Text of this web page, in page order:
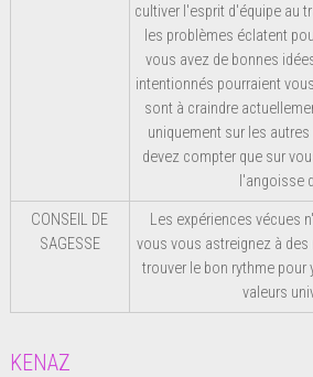
cultiver l'esprit d'équipe au
les problèmes éclatent
vous avez de bonnes
intentionnés pourraient
sont à craindre
uniquement sur les
devez compter que sur
l'angoisse
CONSEIL DE
SAGESSE
Les expériences vécues
vous vous astreignez à
trouver le bon rythme pour
valeurs
KENAZ